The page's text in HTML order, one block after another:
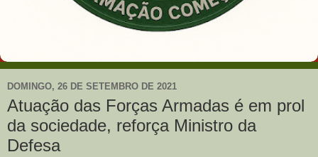
DOMINGO, 26 DE SETEMBRO DE 2021
Atuação das Forças Armadas é em prol
da sociedade, reforça Ministro da
Defesa